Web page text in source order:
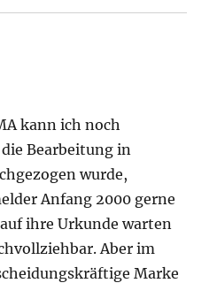
kann ich noch
Bearbeitung in
wurde,
Anfang 2000 gerne
ihre Urkunde warten
Aber im
Marke